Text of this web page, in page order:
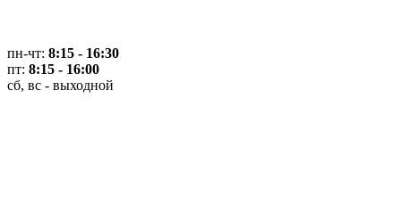
пн-чт: 8:15 - 16:30
пт: 8:15 - 16:00
сб, вс - выходной